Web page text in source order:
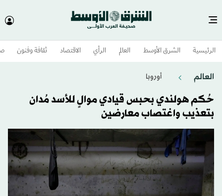
الرئيسية الشرق الأوسط​ العالم الرأي الاقتصاد ثقافة وفنون
العالم أوروبا
حُكم هولندي بحبس قيادي موالٍ للأسد مُدان
بتعذيب واغتصاب معارضين